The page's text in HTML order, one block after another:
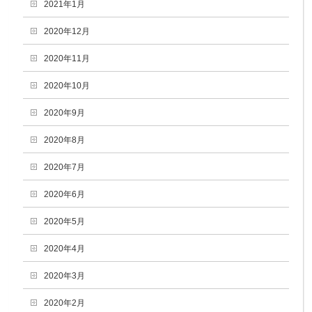
2021年1月
2020年12月
2020年11月
2020年10月
2020年9月
2020年8月
2020年7月
2020年6月
2020年5月
2020年4月
2020年3月
2020年2月